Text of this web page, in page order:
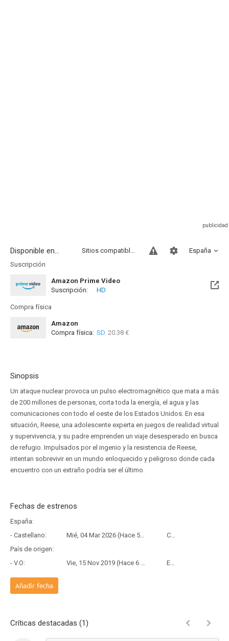
Disponible en... España
Sitios compatibles
Suscripción
Amazon Prime Video
Suscripción:
HD
Compra física
Amazon
Compra física: SD 20.38 €
Sinopsis
Un ataque nuclear provoca un pulso electromagnético que mata a más
de 200 millones de personas, corta toda la energía, el agua y las
comunicaciones con todo el oeste de los Estados Unidos. En esa
situación, Reese, una adolescente experta en juegos de realidad virtual
y supervivencia, y su padre emprenden un viaje desesperado en busca
de refugio. Impulsados por el ingenio y la resistencia de Reese,
intentan sobrevivir en un mundo enloquecido y peligroso donde cada
encuentro con un extraño podría ser el último.
Fechas de estrenos
España:
- Castellano:
Mié, 04 Mar 2026 (Hace 5 meses y 5 días)
Copia Física
País de origen:
- V.O:
Vie, 15 Nov 2019 (Hace 6 años y 8 meses) Estreno
Añadir fecha
Críticas destacadas (1)